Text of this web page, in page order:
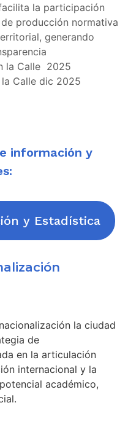
la participación
producción normativa
generando
la Calle 2025
Calle dic 2025
información y
y Estadística
la ciudad
de
en la articulación
internacional y la
académico,